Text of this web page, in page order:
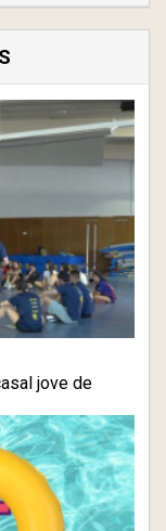
jove de